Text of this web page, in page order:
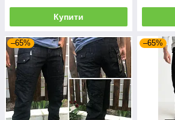
Купити
–65% –65%